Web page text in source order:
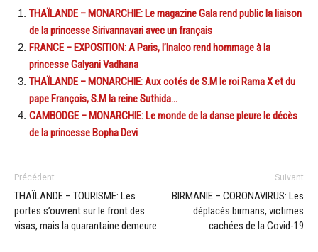
THAÏLANDE – MONARCHIE: Le magazine Gala rend public la liaison
de la princesse Sirivannavari avec un français
FRANCE – EXPOSITION: A Paris, l’Inalco rend hommage à la
princesse Galyani Vadhana
THAÏLANDE – MONARCHIE: Aux cotés de S.M le roi Rama X et du
pape François, S.M la reine Suthida…
CAMBODGE – MONARCHIE: Le monde de la danse pleure le décès
de la princesse Bopha Devi
Précédent
THAÏLANDE – TOURISME: Les
portes s’ouvrent sur le front des
visas, mais la quarantaine demeure
Suivant
BIRMANIE – CORONAVIRUS: Les
déplacés birmans, victimes
cachées de la Covid-19